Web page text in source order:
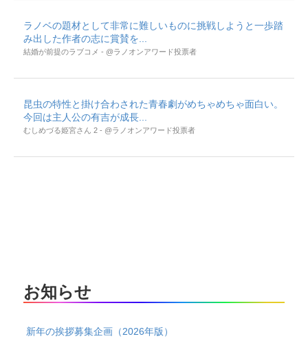
ラノベの題材として非常に難しいものに挑戦しようと一歩踏
み出した作者の志に賞賛を...
結婚が前提のラブコメ - @ラノオンアワード投票者
昆虫の特性と掛け合わされた青春劇がめちゃめちゃ面白い。
今回は主人公の有吉が成長...
むしめづる姫宮さん 2 - @ラノオンアワード投票者
お知らせ
新年の挨拶募集企画（2026年版）